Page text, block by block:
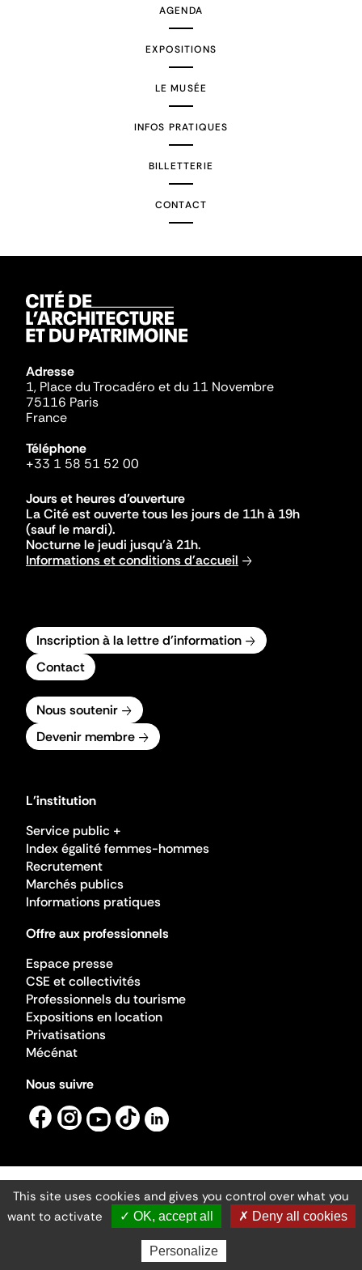
AGENDA
EXPOSITIONS
LE MUSÉE
INFOS PRATIQUES
BILLETTERIE
CONTACT
Adresse
1, Place du Trocadéro et du 11 Novembre
75116 Paris
France
Téléphone
+33 1 58 51 52 00
Jours et heures d'ouverture
La Cité est ouverte tous les jours de 11h à 19h
(sauf le mardi).
Nocturne le jeudi jusqu'à 21h.
Informations et conditions d'accueil
Inscription à la lettre d'information
Contact
Nous soutenir
Devenir membre
L'institution
Service public +
Index égalité femmes-hommes
Recrutement
Marchés publics
Informations pratiques
Offre aux professionnels
Espace presse
CSE et collectivités
Professionnels du tourisme
Expositions en location
Privatisations
Mécénat
Nous suivre
Mentions légales
Gestion des cookies
Accessibilité numérique
Ministère de la Culture ©2026
- Cité de l'architecture et du patrimoine
This site uses cookies and gives you control over what you
want to activate
✓ OK, accept all ✗ Deny all cookies
Personalize